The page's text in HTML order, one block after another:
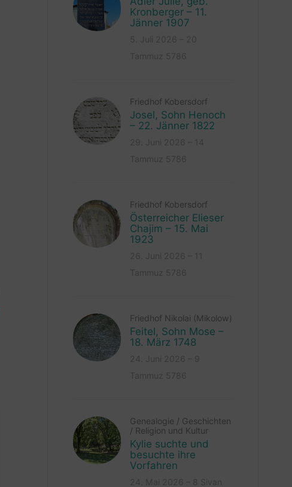
Kronberger – 11.
Jänner 1907
Friedhof Kobersdorf
Josel, Sohn Henoch
– 22. Jänner 1822
Friedhof Kobersdorf
Österreicher Elieser
Chajim – 15. Mai
1923
Friedhof Nikolai (Mikolow)
Feitel, Sohn Mose –
18. März 1748
Genealogie / Geschichten
/ Religion und Kultur
Kylie suchte und
besuchte ihre
Vorfahren